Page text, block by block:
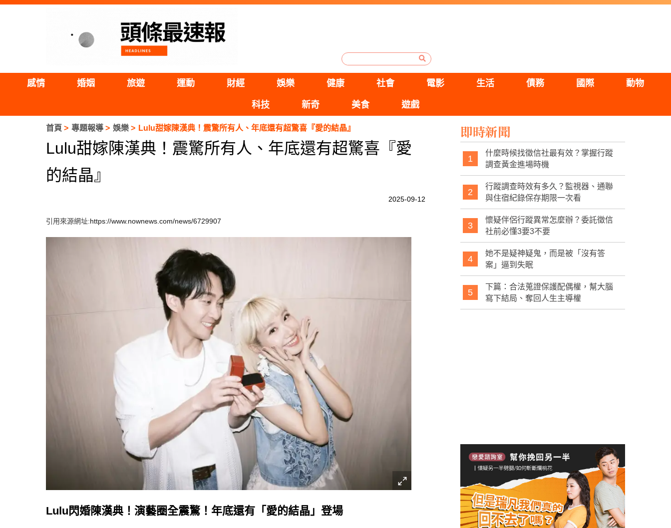
感情 婚姻 旅遊 運動 財經 娛樂 健康 社會 電影 生活 債務 國際 動物
科技 新奇 美食 遊戲
首頁 專題報導 娛樂 Lulu甜嫁陳漢典！震驚所有人、年底還有超驚喜『愛的結晶』
Lulu甜嫁陳漢典！震驚所有人、年底還有超驚喜『愛
的結晶』
2025-09-12
引用來源網址:https://www.nownews.com/news/6729907
Lulu閃婚陳漢典！演藝圈全震驚！年底還有「愛的結晶」登場
即時新聞
1
什麼時候找徵信社最有效？掌握行蹤
調查黃金進場時機
2
行蹤調查時效有多久？監視器、通聯
與住宿紀錄保存期限一次看
3
懷疑伴侶行蹤異常怎麼辦？委託徵信
社前必懂3要3不要
4
她不是疑神疑鬼，而是被「沒有答
案」逼到失眠
5
下篇：合法蒐證保護配偶權，幫大腦
寫下結局、奪回人生主導權